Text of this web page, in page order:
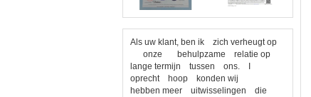
Als uw klant, ben ik zich verheugt op
onze behulpzame relatie op
lange termijn tussen ons. I
oprecht hoop konden wij
hebben meer uitwisselingen die